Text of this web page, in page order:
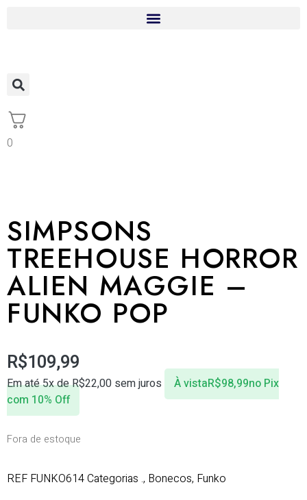
0
SIMPSONS
TREEHOUSE HORROR
ALIEN MAGGIE –
FUNKO POP
R$109,99
Em até 5x deR$22,00 sem juros À vistaR$98,99no Pix
com 10% Off
Fora de estoque
REF FUNKO614Categorias ., Bonecos, Funko